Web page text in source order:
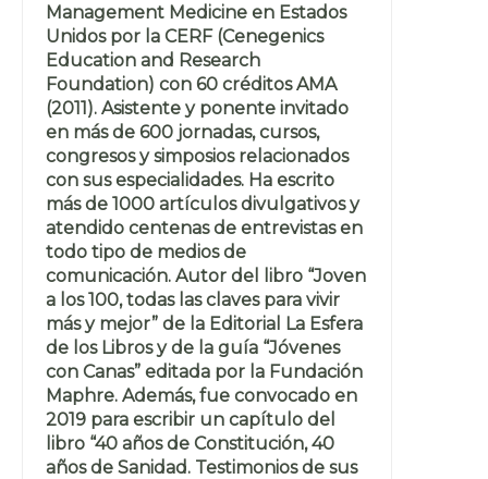
Management Medicine en Estados
Unidos por la CERF (Cenegenics
Education and Research
Foundation) con 60 créditos AMA
(2011). Asistente y ponente invitado
en más de 600 jornadas, cursos,
congresos y simposios relacionados
con sus especialidades. Ha escrito
más de 1000 artículos divulgativos y
atendido centenas de entrevistas en
todo tipo de medios de
comunicación. Autor del libro “Joven
a los 100, todas las claves para vivir
más y mejor” de la Editorial La Esfera
de los Libros y de la guía “Jóvenes
con Canas” editada por la Fundación
Maphre. Además, fue convocado en
2019 para escribir un capítulo del
libro “40 años de Constitución, 40
años de Sanidad. Testimonios de sus